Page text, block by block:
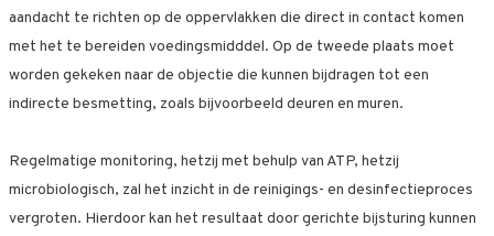
aandacht te richten op de oppervlakken die direct in contact komen
met het te bereiden voedingsmidddel. Op de tweede plaats moet
worden gekeken naar de objectie die kunnen bijdragen tot een
indirecte besmetting, zoals bijvoorbeeld deuren en muren.
Regelmatige monitoring, hetzij met behulp van ATP, hetzij
microbiologisch, zal het inzicht in de reinigings- en desinfectieproces
vergroten. Hierdoor kan het resultaat door gerichte bijsturing kunnen